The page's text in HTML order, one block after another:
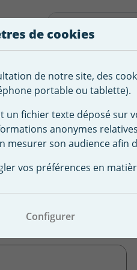
Traitement de
l'eau
Robot
Piscine
Couverture de sécurité
40 cm - Vendu à l'unité
bâche
l'unité
de cookies
de notre site, des
portable ou tablette).
un fichier texte déposé sur
anonymes
mesurer son audience afin
vos préférences en
Configurer